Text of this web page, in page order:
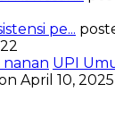
pe...
UPI
April 10, 2025